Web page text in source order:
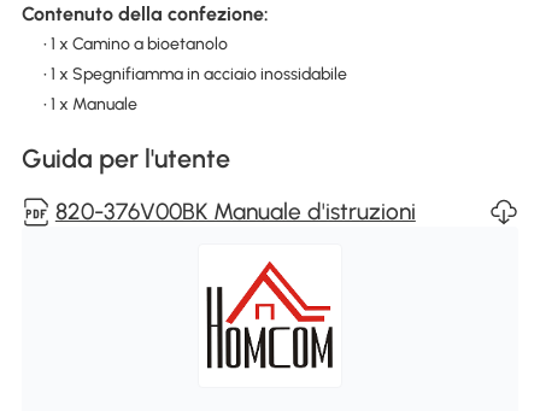
Contenuto della confezione:
• 1 x Camino a bioetanolo
• 1 x Spegnifiamma in acciaio inossidabile
• 1 x Manuale
Guida per l'utente
820-376V00BK Manuale d'istruzioni